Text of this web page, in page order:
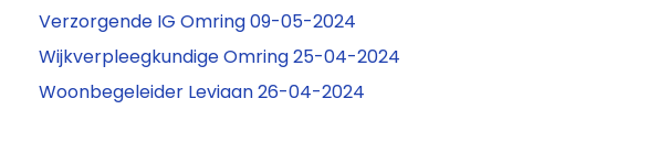
Verzorgende IG Omring 09-05-2024
Wijkverpleegkundige Omring 25-04-2024
Woonbegeleider Leviaan 26-04-2024